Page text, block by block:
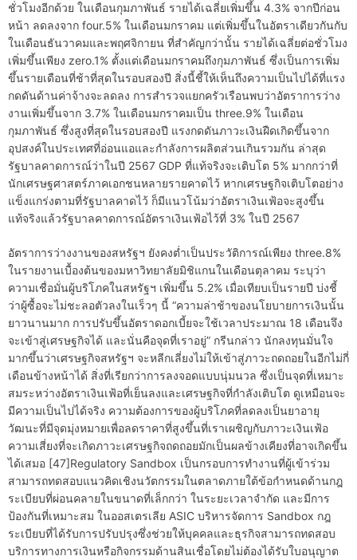
ชั่วโมงอีกด้วย ในเดือนกุมภาพันธ์ รายได้เฉลี่ยเพิ่มขึ้น 4.3% จากปีก่อน
หน้า ลดลงจาก four.5% ในเดือนมกราคม แต่เพิ่มขึ้นในอัตราเดียวกันกับ
ในเดือนธันวาคมและพฤศจิกายน ที่สำคัญกว่านั้น รายได้เฉลี่ยต่อชั่วโมง
เพิ่มขึ้นเพียง zero.1% ตั้งแต่เดือนมกราคมถึงกุมภาพันธ์ ซึ่งเป็นการเพิ่ม
ขึ้นรายเดือนที่ช้าที่สุดในรอบสองปี สิ่งนี้ชี้ให้เห็นถึงความเป็นไปได้ที่แรง
กดดันด้านค่าจ้างจะลดลง การสำรวจแยกครัวเรือนพบว่าอัตราการว่าง
งานเพิ่มขึ้นจาก 3.7% ในเดือนมกราคมเป็น three.9% ในเดือน
กุมภาพันธ์ ซึ่งสูงที่สุดในรอบสองปี แรงกดดันภาวะเงินฝืดเกิดขึ้นจาก
อุปสงค์ในประเทศที่อ่อนแอและกำลังการผลิตส่วนเกินรวมกัน ล่าสุด
รัฐบาลคาดการณ์ว่าในปี 2567 GDP ที่แท้จริงจะเติบโต 5% มากกว่าที่
นักเศรษฐศาสตร์ภาคเอกชนหลายรายคาดไว้ หากเศรษฐกิจเติบโตอย่าง
แข็งแกร่งตามที่รัฐบาลคาดไว้ ก็มีแนวโน้มว่าอัตราเงินเฟ้อจะสูงขึ้น
แท้จริงแล้วรัฐบาลคาดการณ์อัตราเงินเฟ้อไว้ที่ 3% ในปี 2567
อัตราการว่างงานของสหรัฐฯ ยังคงต่ำเป็นประวัติการณ์เพียง three.8%
ในรายงานเบื้องต้นของมหาวิทยาลัยมิชิแกนในเดือนตุลาคม ระบุว่า
ความเชื่อมั่นผู้บริโภคในสหรัฐฯ เพิ่มขึ้น 5.2% เมื่อเทียบเป็นรายปี บ่งชี้
ว่าผู้ซื้อจะไม่ชะลอตัวลงในเร็วๆ นี้ “ความล่าช้าของนโยบายการเงินนั้น
ยาวนานมาก การปรับขึ้นอัตราดอกเบี้ยจะใช้เวลาประมาณ 18 เดือนจึง
จะเข้าสู่เศรษฐกิจได้ และนั่นคือจุดที่เราอยู่” กรีนกล่าว นักลงทุนมั่นใจ
มากขึ้นว่าเศรษฐกิจสหรัฐฯ จะหลีกเลี่ยงไม่ให้เข้าสู่ภาวะถดถอยในอีกไม่กี่
เดือนข้างหน้าได้ สิ่งที่เรียกว่าการลงจอดแบบนุ่มนวล ซึ่งเป็นจุดที่เหมาะ
สมระหว่างอัตราเงินเฟ้อที่เย็นลงและเศรษฐกิจที่กำลังเติบโต ดูเหมือนจะ
มีความเป็นไปได้จริง ความต้องการของผู้บริโภคที่ลดลงเป็นยาอายุ
วัฒนะที่มีจุดมุ่งหมายเพื่อลดราคาที่สูงขึ้นที่เราเผชิญกับภาวะเงินเฟ้อ
ความเสี่ยงที่จะเกิดภาวะเศรษฐกิจถดถอยมักเป็นผลข้างเคียงที่อาจเกิดขึ้น
ได้เสมอ [47]Regulatory Sandbox เป็นกรอบการทำงานที่ผู้เข้าร่วม
สามารถทดสอบแนวคิดเชิงนวัตกรรมในตลาดภายใต้ข้อกำหนดด้านกฎ
ระเบียบที่ผ่อนคลายในขนาดที่เล็กกว่า ในระยะเวลาจำกัด และมีการ
ป้องกันที่เหมาะสม ในออสเตรเลีย ASIC บริหารจัดการ Sandbox กฎ
ระเบียบที่ได้รับการปรับปรุงซึ่งช่วยให้บุคคลและธุรกิจสามารถทดสอบ
บริการทางการเงินหรือกิจกรรมด้านสินเชื่อโดยไม่ต้องได้รับใบอนุญาต